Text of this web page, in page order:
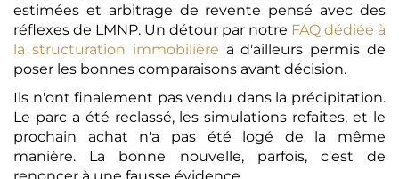
estimées et arbitrage de revente pensé avec des
réflexes de LMNP. Un détour par notre FAQ dédiée à
la structuration immobilière a d'ailleurs permis de
poser les bonnes comparaisons avant décision.
Ils n'ont finalement pas vendu dans la précipitation.
Le parc a été reclassé, les simulations refaites, et le
prochain achat n'a pas été logé de la même
manière. La bonne nouvelle, parfois, c'est de